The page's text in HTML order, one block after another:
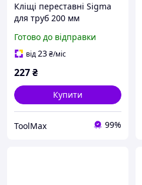
Кліщі переставні Sigma
для труб 200 мм
Готово до відправки
від23₴/міс
227₴
Купити
ToolMax 99%